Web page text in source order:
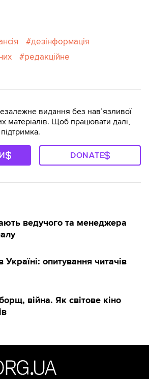
дезінформація
редакційне
видання без навʼязливої
матеріалів. Щоб працювати далі,
DONATE
ведучого та менеджера
Україні: опитування читачів
війна. Як світове кіно